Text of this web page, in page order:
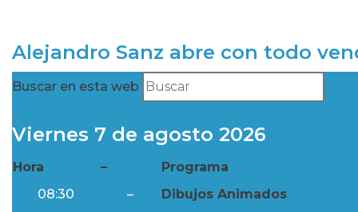
Alejandro Sanz abre con todo
Buscar en esta web
Viernes 7 de agosto 2026
Hora –
Programa
08:30
–
Dibujos Animados